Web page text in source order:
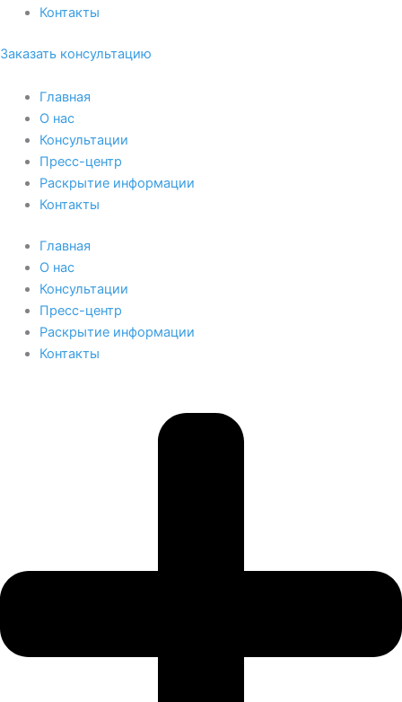
Контакты
Заказать консультацию
Главная
О нас
Консультации
Пресс-центр
Раскрытие информации
Контакты
Главная
О нас
Консультации
Пресс-центр
Раскрытие информации
Контакты